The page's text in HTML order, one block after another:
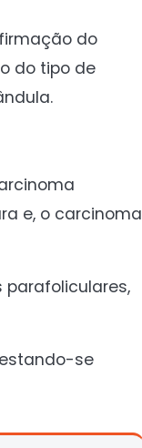
do
do tipo de
e, o carcinoma
parafoliculares,
se